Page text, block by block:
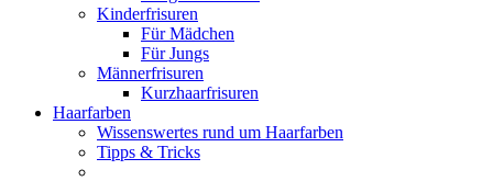
Kinderfrisuren
Für Mädchen
Für Jungs
Männerfrisuren
Kurzhaarfrisuren
Haarfarben
Wissenswertes rund um Haarfarben
Tipps & Tricks